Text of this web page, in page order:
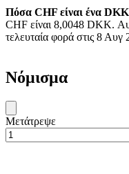
Πόσα CHF είναι ένα
CHF είναι 8,0048 DKK.
τελευταία φορά στις 8 Αυγ
Νόμισμα
Μετάτρεψε